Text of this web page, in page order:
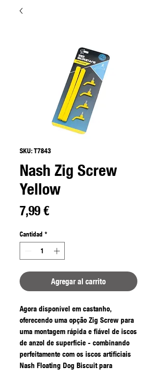
SKU: T7843
Nash Zig Screw
Yellow
7,99 €Precio
Cantidad *
Agregar al carrito
Agora disponível em castanho,
oferecendo uma opção Zig Screw para
uma montagem rápida e fiável de iscos
de anzol de superfície - combinando
perfeitamente com os iscos artificiais
Nash Floating Dog Biscuit para